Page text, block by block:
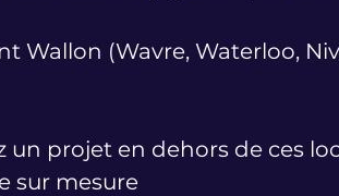
Wallon (Wavre, Waterloo,
un projet en dehors de ces
sur mesure